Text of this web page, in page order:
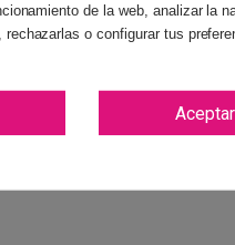
de la web, analizar la
o configurar tus
Aceptar